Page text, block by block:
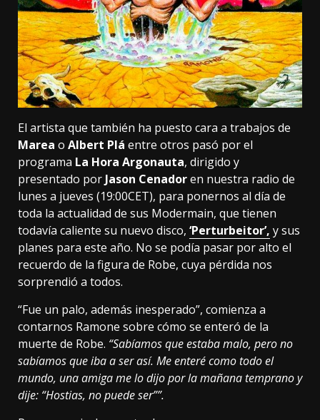
El artista que también ha puesto cara a trabajos de
Marea o Albert Plá entre otros pasó por el
programa La Hora Argonauta, dirigido y
presentado por Jason Cenadoren nuestra radio de
lunes a jueves (19:00CET), para ponernos al día de
toda la actualidad de sus Modermain, que tienen
todavía caliente su nuevo disco, ‘Perturbeitor’, y sus
planes para este año. No se podía pasar por alto el
recuerdo de la figura de Robe, cuya pérdida nos
sorprendió a todos.
“Fue un palo, además inesperado”, comienza a
contarnos Ramone sobre cómo se enteró de la
muerte de Robe. “Sabíamos que estaba malo, pero no
sabíamos que iba a ser así. Me enteré como todo el
mundo, una amiga me lo dijo por la mañana temprano y
dije: “Hostias, no puede ser””.